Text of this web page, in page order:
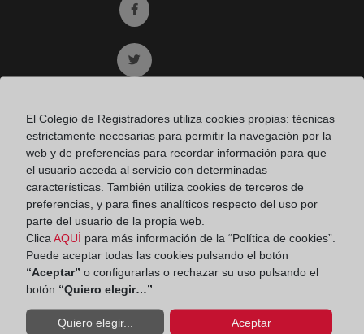
Ir a facebook (abre en ventana nueva)
Ir a twitter (abre en ventana nueva)
Ir a Flickr (abre en ventana nueva)
Ir a Linkedin (abre en ventana nueva)
Ir al Blog (abre en ventana nueva)
Ir a Instagram (abre en ventana nueva)
El Colegio de Registradores utiliza cookies propias: técnicas
estrictamente necesarias para permitir la navegación por la
web y de preferencias para recordar información para que
el usuario acceda al servicio con determinadas
características. También utiliza cookies de terceros de
preferencias, y para fines analíticos respecto del uso por
parte del usuario de la propia web.
Clica AQUÍ para más información de la “Política de cookies”.
Puede aceptar todas las cookies pulsando el botón
“Aceptar” o configurarlas o rechazar su uso pulsando el
botón “Quiero elegir…”
Quiero elegir... Aceptar